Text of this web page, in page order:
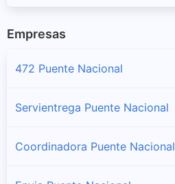
Empresas
472 Puente Nacional
Servientrega Puente Nacional
Coordinadora Puente Nacional